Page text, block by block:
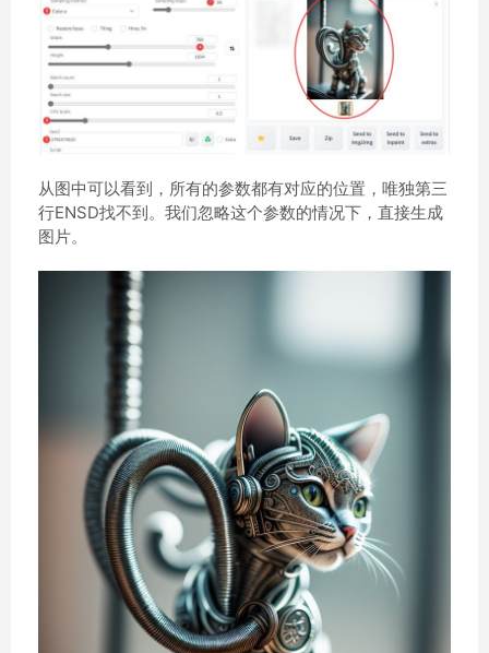
从图中可以看到，所有的参数都有对应的位置，唯独第三
行ENSD找不到。我们忽略这个参数的情况下，直接生成
图片。